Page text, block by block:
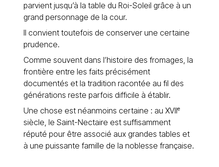
parvient jusqu’à la table du Roi-Soleil grâce à un
grand personnage de la cour.
Il convient toutefois de conserver une certaine
prudence.
Comme souvent dans l’histoire des fromages, la
frontière entre les faits précisément
documentés et la tradition racontée au fil des
générations reste parfois difficile à établir.
Une chose est néanmoins certaine : au XVIIᵉ
siècle, le Saint-Nectaire est suffisamment
réputé pour être associé aux grandes tables et
à une puissante famille de la noblesse française.